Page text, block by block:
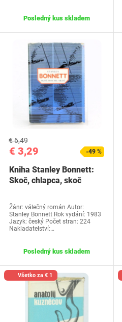
Posledný kus skladem
€ 3,29
€ 6,49
-49 %
Kniha Stanley Bonnett:
Skoč, chlapca, skoč
Žánr: válečný román Autor:
Stanley Bonnett Rok vydání: 1983
Jazyk: český Počet stran: 224
Nakladatelství:…
Posledný kus skladem
Všetko za € 1